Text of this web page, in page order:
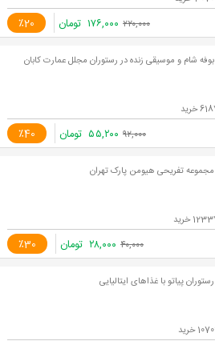
٪20 ۲۲۰,۰۰۰ ۱۷۶,۰۰۰ تومان
بوفه شام و موسیقی زنده در رستوران مجلل عمارت کابان
٪40 ۹۲,۰۰۰ ۵۵,۲۰۰ تومان
مجموعه تفریحی هیومن پارک تهران
٪30 ۴۰,۰۰۰ ۲۸,۰۰۰ تومان
رستوران پیاتو با غذاهای ایتالیایی